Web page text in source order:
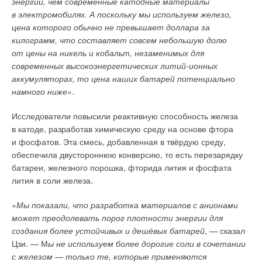
в электромобилях. А поскольку мы используем железо,
цена которого обычно не превышает доллара за
килограмм, что составляет совсем небольшую долю
от цены на никель и кобальт, незаменимых для
современных высокоэнергетических литий-ионных
аккумуляторах, то цена наших батарей потенциально
намного ниже».
Исследователи повысили реактивную способность железа
в катоде, разработав химическую среду на основе фтора
и фосфатов. Эта смесь, добавленная в твёрдую среду,
обеспечила двустороннюю конверсию, то есть перезарядку
батареи, железного порошка, фторида лития и фосфата
лития в соли железа.
«Мы показали, что разработка материалов с анионами
может преодолевать порог плотности энергии для
создания более устойчивых и дешёвых батарей, — сказал
Цзи. — Мы не используем более дорогие соли в сочетании
с железом — только те, которые применяются
Глава Ассоциации энергетических исследований юго-
восточного региона Турция (GEADER) Омер Челеби
сообщил, что страна располагает хорошим потенциалом
в плане установления панелей ПСЭС.
«Плавучие солнечные электростанции откроют новую эру
в политике Турции по возобновляемым источникам
энергии и «зелёной» трансформации, а также внесут
политику страны», — сказал Челеби.
Он отметил, что плавучие солнечные электростанции
в последние годы получили широкое распространение
во всём мире. По его словам, потенциал в плане
производства электроэнергии за счёт ПСЭС оценивается
Рубрика Тэги
НП «Российское теплоснабжение» (НП «РТ») 26–27
ноября 2024 года в Москве проводит одно из
XXII Ежегодную отраслевую конференцию
«Теплоснабжение-2024». Информационным
партнёром и участником конференции выступает
журнал СОК.
Время проведения конференции: 6–7 ноября 2024 г.
Тематика конференции:
2. Малая распределённая и автономная энергетика РФ:
достижения, исследования, опыт внедрения
и эксплуатации.